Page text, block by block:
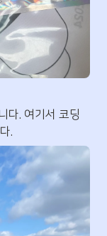
다. 여기서 코딩
.